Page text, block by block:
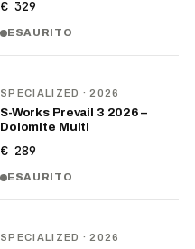
€ 329
ESAURITO
SPECIALIZED · 2026
S-Works Prevail 3 2026 –
Dolomite Multi
€ 289
ESAURITO
SPECIALIZED · 2026